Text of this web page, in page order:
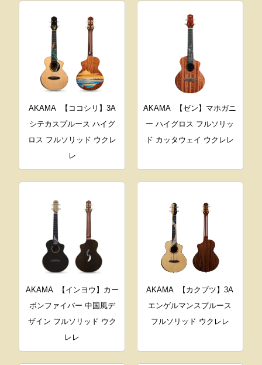
AKAMA
【ココシリ】3A
シテカスプルース ハイグ
ロス フルソリッド ウクレ
レ
AKAMA
【ゼン】マホガニ
ー ハイグロス フルソリッ
ド カッタウェイ ウクレレ
AKAMA
【インヨウ】カー
ボンファイバー 中国風デ
ザイン フルソリッド ウク
レレ
AKAMA
【カクブツ】3A
エンゲルマンスプルース
フルソリッド ウクレレ